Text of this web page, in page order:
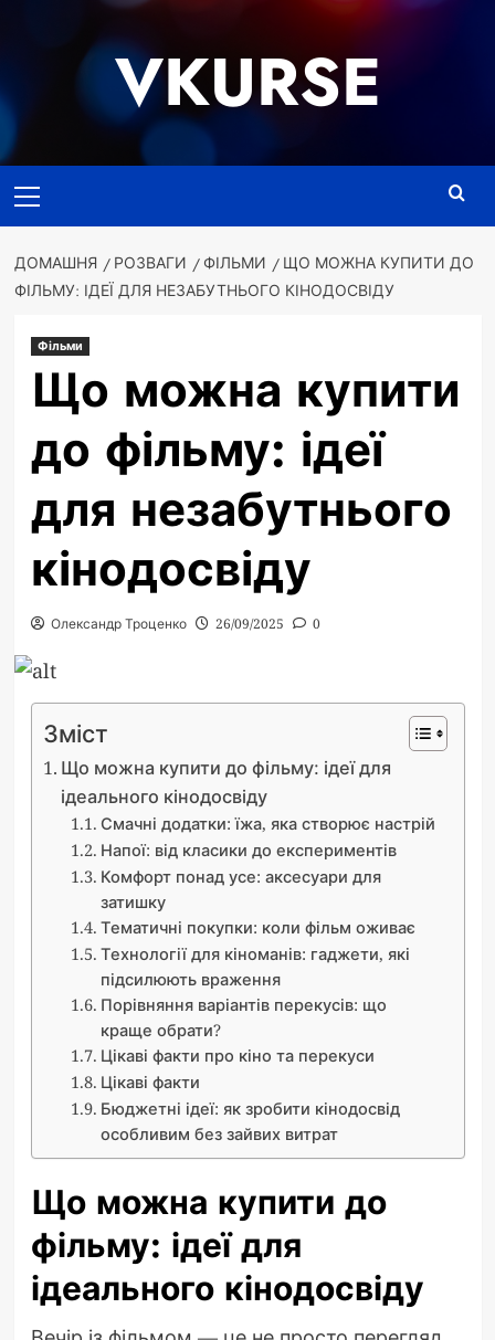
VKURSE
меню
ДОМАШНЯ РОЗВАГИ ФІЛЬМИ
ЩО МОЖНА КУПИТИ ДО
ФІЛЬМУ: ІДЕЇ ДЛЯ НЕЗАБУТНЬОГО КІНОДОСВІДУ
Фільми
Що можна купити
до фільму: ідеї
для незабутнього
кінодосвіду
Олександр Троценко 26/09/2025 0
Зміст
Що можна купити до фільму: ідеї для
ідеального кінодосвіду
Смачні додатки: їжа, яка створює настрій
Напої: від класики до експериментів
Комфорт понад усе: аксесуари для
затишку
Тематичні покупки: коли фільм оживає
Технології для кіноманів: гаджети, які
підсилюють враження
Порівняння варіантів перекусів: що
краще обрати?
Цікаві факти про кіно та перекуси
Цікаві факти
Бюджетні ідеї: як зробити кінодосвід
особливим без зайвих витрат
Що можна купити до
фільму: ідеї для
ідеального кінодосвіду